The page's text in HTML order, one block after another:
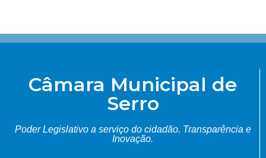
Câmara Municipal de
Serro
Poder Legislativo a serviço do cidadão. Transparência e
Inovação.